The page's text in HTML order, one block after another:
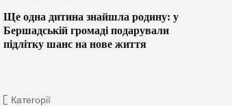
Ще одна дитина знайшла родину: у
Бершадській громаді подарували
підлітку шанс на нове життя
Категорії